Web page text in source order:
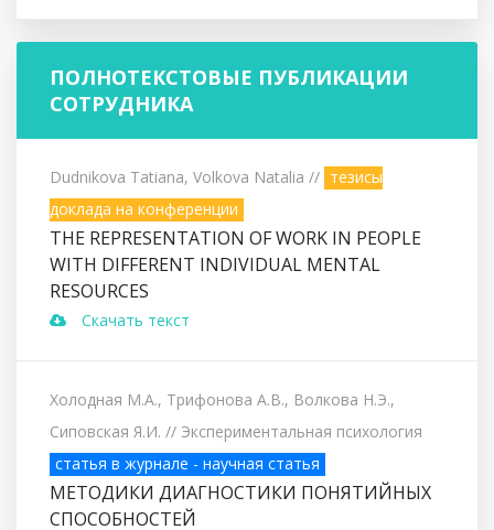
ПОЛНОТЕКСТОВЫЕ ПУБЛИКАЦИИ
СОТРУДНИКА
Dudnikova Tatiana, Volkova Natalia // тезисы
доклада на конференции
THE REPRESENTATION OF WORK IN PEOPLE
WITH DIFFERENT INDIVIDUAL MENTAL
RESOURCES
Скачать текст
Холодная М.А., Трифонова А.В., Волкова Н.Э.,
Сиповская Я.И. // Экспериментальная психология
статья в журнале - научная статья
МЕТОДИКИ ДИАГНОСТИКИ ПОНЯТИЙНЫХ
СПОСОБНОСТЕЙ